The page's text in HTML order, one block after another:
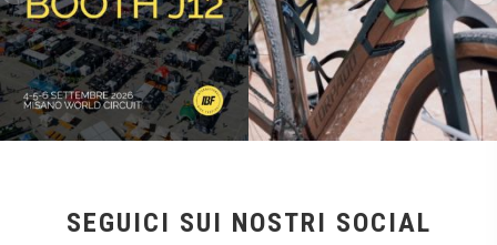
SEGUICI SUI NOSTRI SOCIAL